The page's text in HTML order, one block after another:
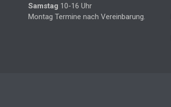
Samstag 10-16 Uhr
Montag Termine nach Vereinbarung.